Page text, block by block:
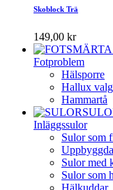
Skoblock Trä
149,00 kr
Fotproblem
Hälsporre
Hallux
Hammartå
Inläggssulor
Sulor som
Sulor med
Sulor som
Hälkuddar